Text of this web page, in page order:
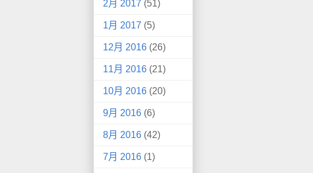
2月 2017 (51)
1月 2017 (5)
12月 2016 (26)
11月 2016 (21)
10月 2016 (20)
9月 2016 (6)
8月 2016 (42)
7月 2016 (1)